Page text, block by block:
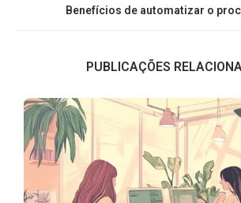
Benefícios de automatizar o
PUBLICAÇÕES